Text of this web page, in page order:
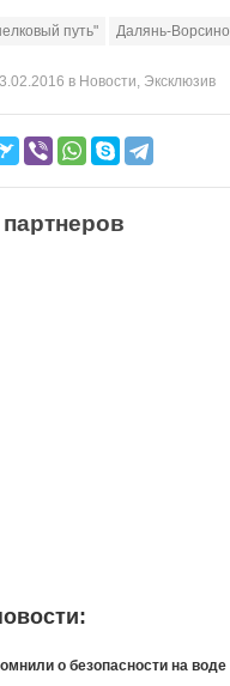
путь" Далянь-Ворсино
в Новости, Эксклюзив
о безопасности на воде